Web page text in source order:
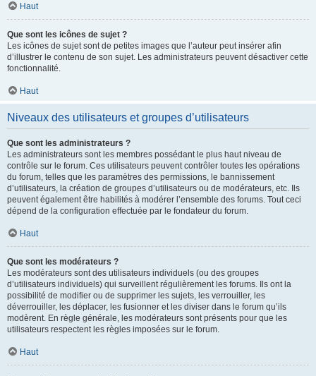
Haut
Que sont les icônes de sujet ?
Les icônes de sujet sont de petites images que l’auteur peut insérer afin
d’illustrer le contenu de son sujet. Les administrateurs peuvent désactiver cette
fonctionnalité.
Haut
Niveaux des utilisateurs et groupes d’utilisateurs
Que sont les administrateurs ?
Les administrateurs sont les membres possédant le plus haut niveau de
contrôle sur le forum. Ces utilisateurs peuvent contrôler toutes les opérations
du forum, telles que les paramètres des permissions, le bannissement
d’utilisateurs, la création de groupes d’utilisateurs ou de modérateurs, etc. Ils
peuvent également être habilités à modérer l’ensemble des forums. Tout ceci
dépend de la configuration effectuée par le fondateur du forum.
Haut
Que sont les modérateurs ?
Les modérateurs sont des utilisateurs individuels (ou des groupes
d’utilisateurs individuels) qui surveillent régulièrement les forums. Ils ont la
possibilité de modifier ou de supprimer les sujets, les verrouiller, les
déverrouiller, les déplacer, les fusionner et les diviser dans le forum qu’ils
modèrent. En règle générale, les modérateurs sont présents pour que les
utilisateurs respectent les règles imposées sur le forum.
Haut